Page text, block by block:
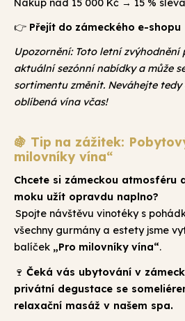
👉 Přejít do zámeckého e-shopu
Upozornění: Toto letní
aktuální sezónní nabídky a může
sortimentu změnit. Neváhejte
oblíbená vína včas!
🍇 Tip na zážitek:
milovníky vína“
Chcete si zámeckou atmosféru
moku užít opravdu naplno?
Spojte návštěvu vinotéky s
všechny gurmány a estety jsme
balíček „Pro milovníky vína“.
🍷 Čeká vás ubytování v
privátní degustace se
relaxační masáž v našem spa.